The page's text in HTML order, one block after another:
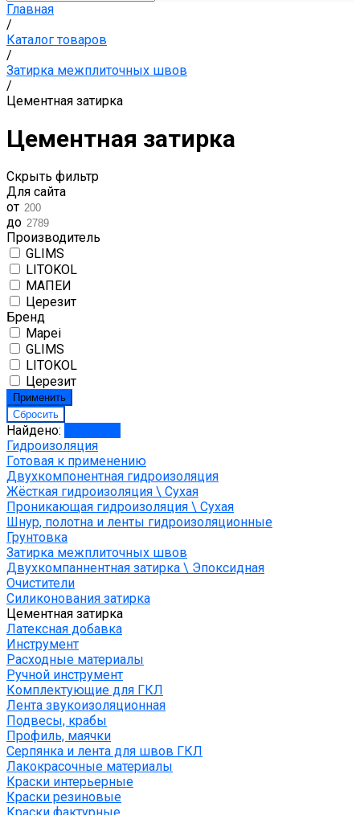
Главная
/
Каталог товаров
/
Затирка межплиточных швов
/
Цементная затирка
Цементная затирка
Скрыть фильтр
Для сайта
от
до
Производитель
GLIMS
LITOKOL
МАПЕИ
Церезит
Бренд
Mapei
GLIMS
LITOKOL
Церезит
Найдено:
Гидроизоляция
Готовая к применению
Двухкомпонентная гидроизоляция
Жёсткая гидроизоляция \ Сухая
Проникающая гидроизоляция \ Сухая
Шнур, полотна и ленты гидроизоляционные
Грунтовка
Затирка межплиточных швов
Двухкомпаннентная затирка \ Эпоксидная
Очистители
Силиконования затирка
Цементная затирка
Латексная добавка
Инструмент
Расходные материалы
Ручной инструмент
Комплектующие для ГКЛ
Лента звукоизоляционная
Подвесы, крабы
Профиль, маячки
Серпянка и лента для швов ГКЛ
Лакокрасочные материалы
Краски интерьерные
Краски резиновые